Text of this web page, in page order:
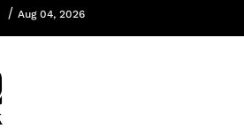
/ Aug 04, 2026